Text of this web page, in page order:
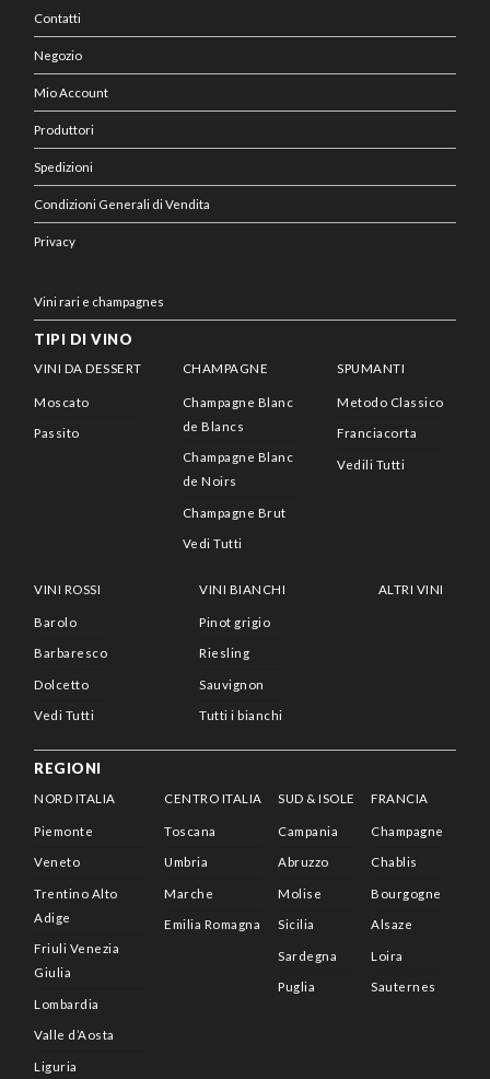
Contatti
Negozio
Mio Account
Produttori
Spedizioni
Condizioni Generali di Vendita
Privacy
Vini rari e champagnes
TIPI DI VINO
VINI DA DESSERT
Moscato
Passito
CHAMPAGNE
Champagne Blanc
de Blancs
Champagne Blanc
de Noirs
Champagne Brut
Vedi Tutti
SPUMANTI
Metodo Classico
Franciacorta
Vedili Tutti
VINI ROSSI
Barolo
Barbaresco
Dolcetto
Vedi Tutti
VINI BIANCHI
Pinot grigio
Riesling
Sauvignon
Tutti i bianchi
ALTRI VINI
REGIONI
NORD ITALIA
Piemonte
Veneto
Trentino Alto
Adige
Friuli Venezia
Giulia
Lombardia
Valle d’Aosta
Liguria
CENTRO ITALIA
Toscana
Umbria
Marche
Emilia Romagna
SUD & ISOLE
Campania
Abruzzo
Molise
Sicilia
Sardegna
Puglia
FRANCIA
Champagne
Chablis
Bourgogne
Alsaze
Loira
Sauternes